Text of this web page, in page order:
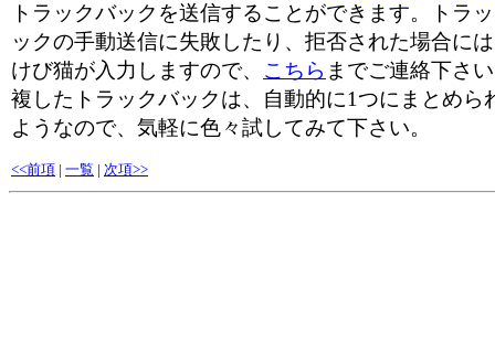
トラックバックを送信することができます。トラ
ックの手動送信に失敗したり、拒否された場合に
けび猫が入力しますので、 こちら までご連絡下さ
複したトラックバックは、自動的に1つにまとめら
ようなので、気軽に色々試してみて下さい。
<<前項 | 一覧 | 次項>>